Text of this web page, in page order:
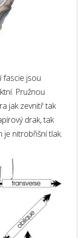
fascie jsou
Pružnou
jak zevnitř tak
drak, tak
je nitrobřišní tlak.